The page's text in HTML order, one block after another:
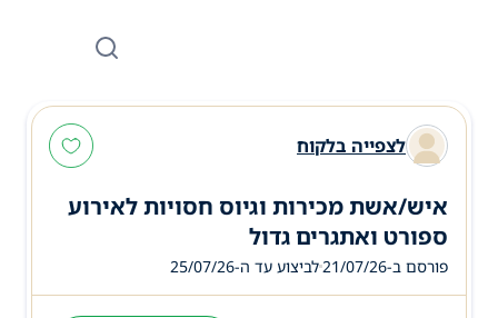
לצפייה בלקוח
איש/אשת מכירות וגיוס חסויות לאירוע
ספורט ואתגרים גדול
פורסם ב-21/07/26 לביצוע עד ה-25/07/26